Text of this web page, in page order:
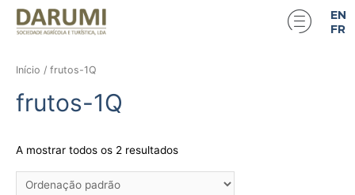
EN
FR
Início / frutos-1Q
frutos-1Q
A mostrar todos os 2 resultados